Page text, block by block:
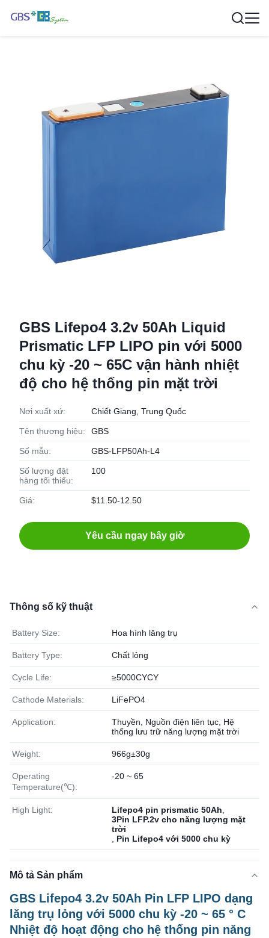
GBS Lifepo4 3.2v 50Ah Liquid
Prismatic LFP LIPO pin với 5000
chu kỳ -20 ~ 65C vận hành nhiệt
độ cho hệ thống pin mặt trời
Nơi xuất xứ: Chiết Giang, Trung Quốc
Tên thương hiệu: GBS
Số mẫu: GBS-LFP50Ah-L4
Số lượng đặt
hàng tối thiểu:
100
Giá: $11.50-12.50
Yêu cầu ngay bây giờ
Thông số kỹ thuật
Battery Size: Hoa hình lăng trụ
Battery Type: Chất lỏng
Cycle Life: ≥5000CYCY
Cathode Materials: LiFePO4
Application:
Thuyền, Nguồn điện liên tục, Hệ
thống lưu trữ năng lượng mặt trời
Weight: 966g±30g
Operating
Temperature(℃):
-20 ~ 65
High Light: Lifepo4 pin prismatic 50Ah
3Pin LFP.2v cho năng lượng mặt
trời
Pin Lifepo4 với 5000 chu kỳ
Mô tả Sản phẩm
GBS Lifepo4 3.2v 50Ah Pin LFP LIPO dạng
lăng trụ lỏng với 5000 chu kỳ -20 ~ 65 ° C
Nhiệt độ hoạt động cho hệ thống pin năng